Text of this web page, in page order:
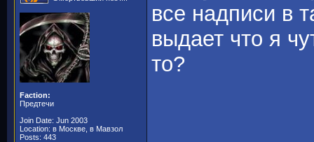
Faction:
Предтечи
Join Date: Jun 2003
Location: в Москве, в Мавзол
Posts: 443
все надписи в
выдает что я
то?